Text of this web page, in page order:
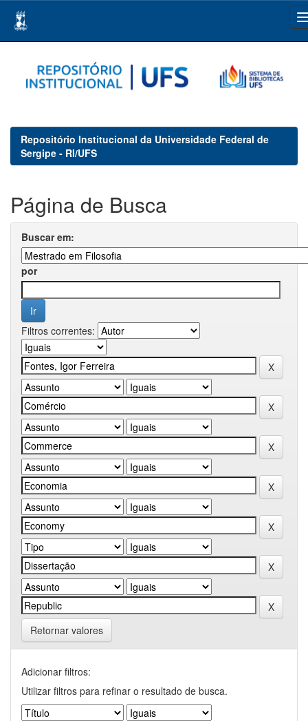
navigation
Repositório Institucional da Universidade Federal de
Sergipe - RI/UFS
Página de Busca
Buscar em:
por
Filtros correntes:
Retornar valores
Adicionar filtros:
Utilizar filtros para refinar o resultado de busca.